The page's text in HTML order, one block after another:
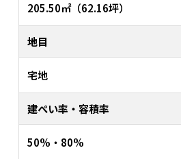
205.50㎡（62.16坪）
地目
宅地
建ぺい率・容積率
50%・80%